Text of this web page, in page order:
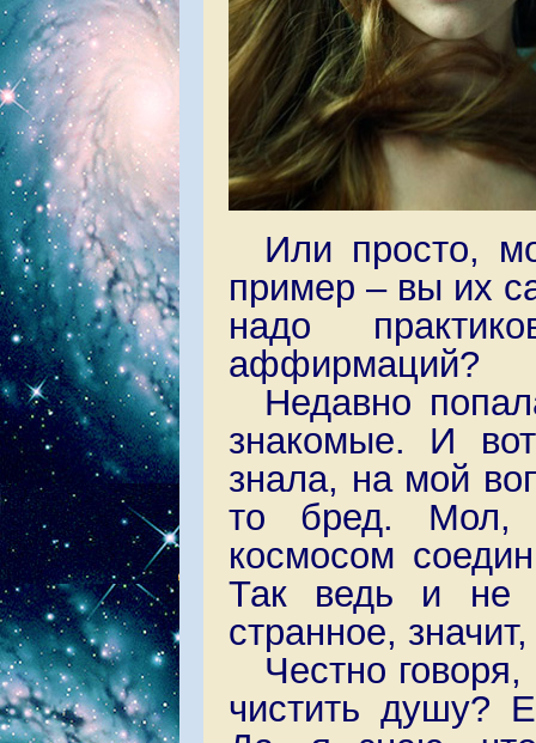
Или просто,
пример – вы их
надо
аффирмаций?
Недавно
знакомые. И
знала, на мой
то бред. Мол,
космосом
Так ведь и не
странное,
Честно
чистить душу?